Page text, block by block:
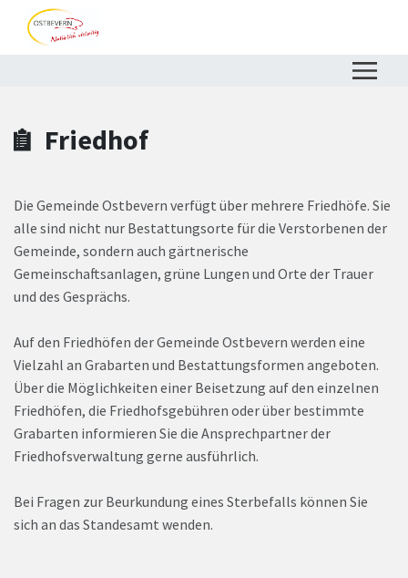
Zum Header
Zum Hauptinhalt
Zum Footer
Zum Hauptinhalt springen
Friedhof
Die Gemeinde Ostbevern verfügt über mehrere Friedhöfe. Sie
alle sind nicht nur Bestattungsorte für die Verstorbenen der
Gemeinde, sondern auch gärtnerische
Gemeinschaftsanlagen, grüne Lungen und Orte der Trauer
und des Gesprächs.
Auf den Friedhöfen der Gemeinde Ostbevern werden eine
Vielzahl an Grabarten und Bestattungsformen angeboten.
Über die Möglichkeiten einer Beisetzung auf den einzelnen
Friedhöfen, die Friedhofsgebühren oder über bestimmte
Grabarten informieren Sie die Ansprechpartner der
Friedhofsverwaltung gerne ausführlich.
Bei Fragen zur Beurkundung eines Sterbefalls können Sie
sich an das Standesamt wenden.